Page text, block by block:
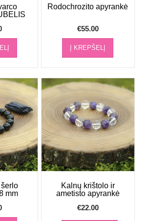
Rodochrozito apyrankė
€55.00
Į KREPŠELĮ
mm
Kalnų krištolo ir
ametisto apyrankė
€22.00